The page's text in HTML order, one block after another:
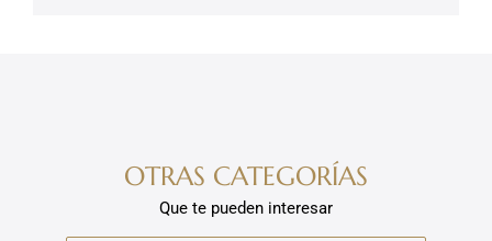
OTRAS CATEGORÍAS
Que te pueden interesar